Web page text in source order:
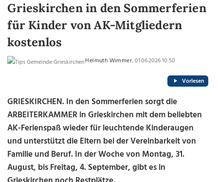
Grieskirchen in den Sommerferien
für Kinder von AK-Mitgliedern
kostenlos
Helmuth Wimmer, 01.06.2026 10:50
Vorlesen
GRIESKIRCHEN. In den Sommerferien sorgt die
ARBEITERKAMMER in Grieskirchen mit dem beliebten
AK-Ferienspaß wieder für leuchtende Kinderaugen
und unterstützt die Eltern bei der Vereinbarkeit von
Familie und Beruf. In der Woche von Montag, 31.
August, bis Freitag, 4. September, gibt es in